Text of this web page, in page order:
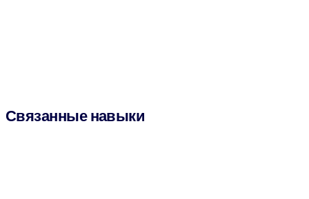
Связанные навыки